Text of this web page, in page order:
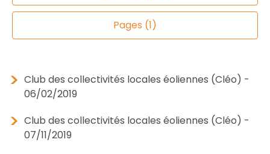
Pages (1)
Club des collectivités locales éoliennes (Cléo) -
06/02/2019
Club des collectivités locales éoliennes (Cléo) -
07/11/2019